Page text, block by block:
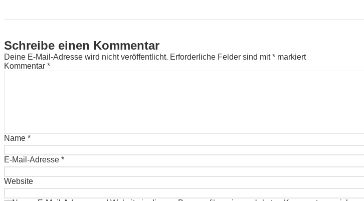
Schreibe einen Kommentar
Deine E-Mail-Adresse wird nicht veröffentlicht. Erforderliche Felder sind mit* markiert
Kommentar *
Name *
E-Mail-Adresse *
Website